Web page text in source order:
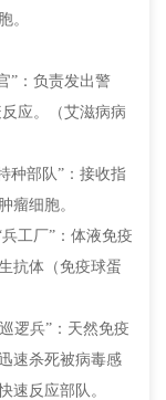
。
：负责发出警
应。（艾滋病病
部队”：接收指
瘤细胞。
工厂”：体液免疫
抗体（免疫球蛋
兵”：天然免疫
速杀死被病毒感
速反应部队。